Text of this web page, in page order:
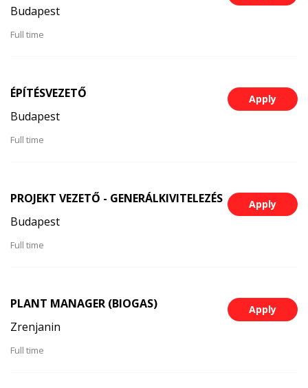
Budapest
Full time
Apply
ÉPÍTÉSVEZETŐ
Budapest
Full time
Apply
PROJEKT VEZETŐ - GENERÁLKIVITELEZÉS
Budapest
Full time
Apply
PLANT MANAGER (BIOGAS)
Zrenjanin
Full time